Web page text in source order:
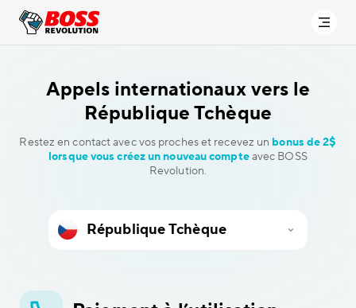
Appels internationaux vers le
République Tchèque
Restez en contact avec vos proches et recevez un bonus de 2$
lorsque vous créez un nouveau compteavec BOSS
Revolution.